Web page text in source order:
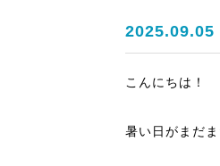
2025.09.05
こんにちは！
暑い日がまだ